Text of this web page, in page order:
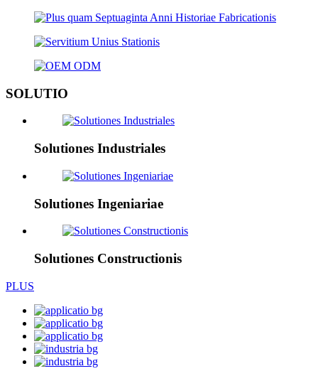
SOLUTIO
Solutiones Industriales
Solutiones Ingeniariae
Solutiones Constructionis
PLUS